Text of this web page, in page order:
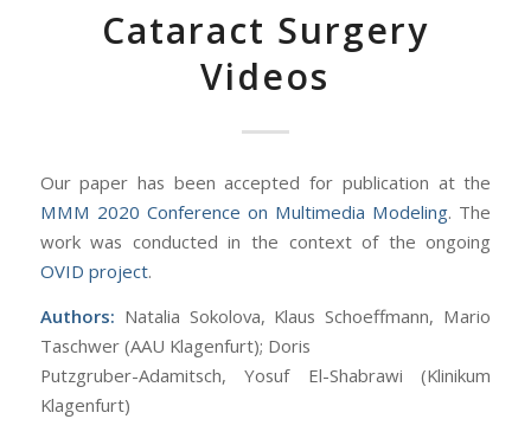
Cataract Surgery
Videos
Our paper has been accepted for publication at the
MMM 2020 Conference on Multimedia Modeling. The
work was conducted in the context of the ongoing
OVID project.
Authors: Natalia Sokolova, Klaus Schoeffmann, Mario
Taschwer (AAU Klagenfurt); Doris
Putzgruber-Adamitsch, Yosuf El-Shabrawi (Klinikum
Klagenfurt)